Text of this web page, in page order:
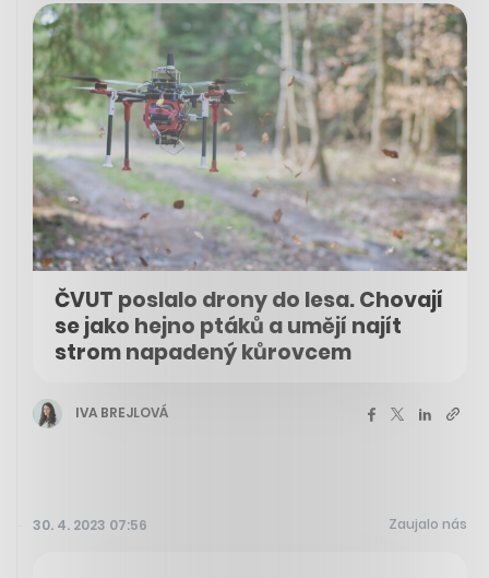
ČVUT poslalo drony do lesa. Chovají
se jako hejno ptáků a umějí najít
strom napadený kůrovcem
IVA BREJLOVÁ
30. 4. 2023 07:56 Zaujalo nás